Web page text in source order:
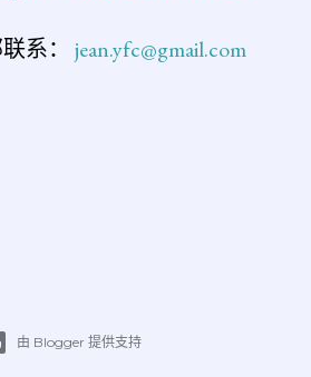
系： jean.yfc@gmail.com
由 Blogger 提供支持